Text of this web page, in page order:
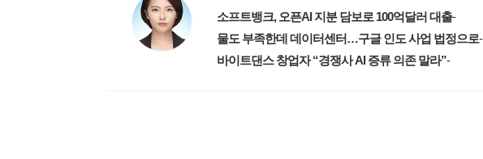
-
소프트뱅크, 오픈AI 지분 담보로 100억달러 대출
-
물도 부족한데 데이터센터…구글 인도 사업 법정으로
-
바이트댄스 창업자 “경쟁사 AI 증류 의존 말라”